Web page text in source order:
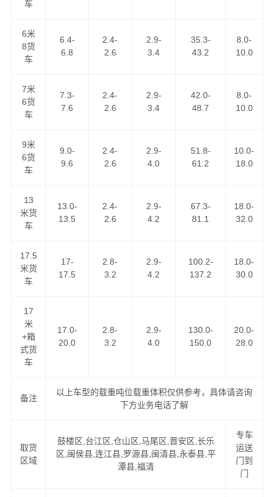
配送，送货到指定地点。万信物流是中国人民财产保险公
司货运险的签约公司，是福建省物流行业协会理事单位，
您可以放心地把货托付万信物流！
我们的路线天天走车，满足客户做到以下优势！
全程高速。
2、高速往返，自由车辆运输，各种车型具备配送。
3、长期运营合作：汽车配件专业运输与配送。
4、同样运价比速度，同样速度比服务。做精品运输，创一
流服务。
价格优惠，运货及时，欢迎来电咨询福州至沈阳专线，
将为您全力以赴！
福州到沈阳物流服务项目
1、提供一站式门到门福州到沈阳物流服务（上门提货、家
车
6米
8货
车
6.4-
6.8
2.4-
2.6
2.9-
3.4
35.3-
43.2
8.0-
10.0
7米
6货
车
7.3-
7.6
2.4-
2.6
2.9-
3.4
42.0-
48.7
8.0-
10.0
9米
6货
车
9.0-
9.6
2.4-
2.6
2.9-
4.0
51.8-
61.2
10.0-
18.0
13
米货
车
13.0-
13.5
2.4-
2.6
2.9-
4.2
67.3-
81.1
18.0-
32.0
17.5
米货
车
17-
17.5
2.8-
3.2
2.9-
4.2
100.2-
137.2
18.0-
30.0
17
米
+箱
式货
车
17.0-
20.0
2.8-
3.2
2.9-
4.0
130.0-
150.0
20.0-
28.0
备注
以上车型的载重吨位载重体积仅供参考，具体请咨询
下方业务电话了解
取货
区域
鼓楼区,台江区,仓山区,马尾区,晋安区,长乐
区,闽侯县,连江县,罗源县,闽清县,永泰县,平
潭县,福清
专车
运送
门到
门